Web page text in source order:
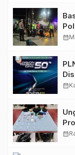
calendar_month
calendar_month
calendar_month